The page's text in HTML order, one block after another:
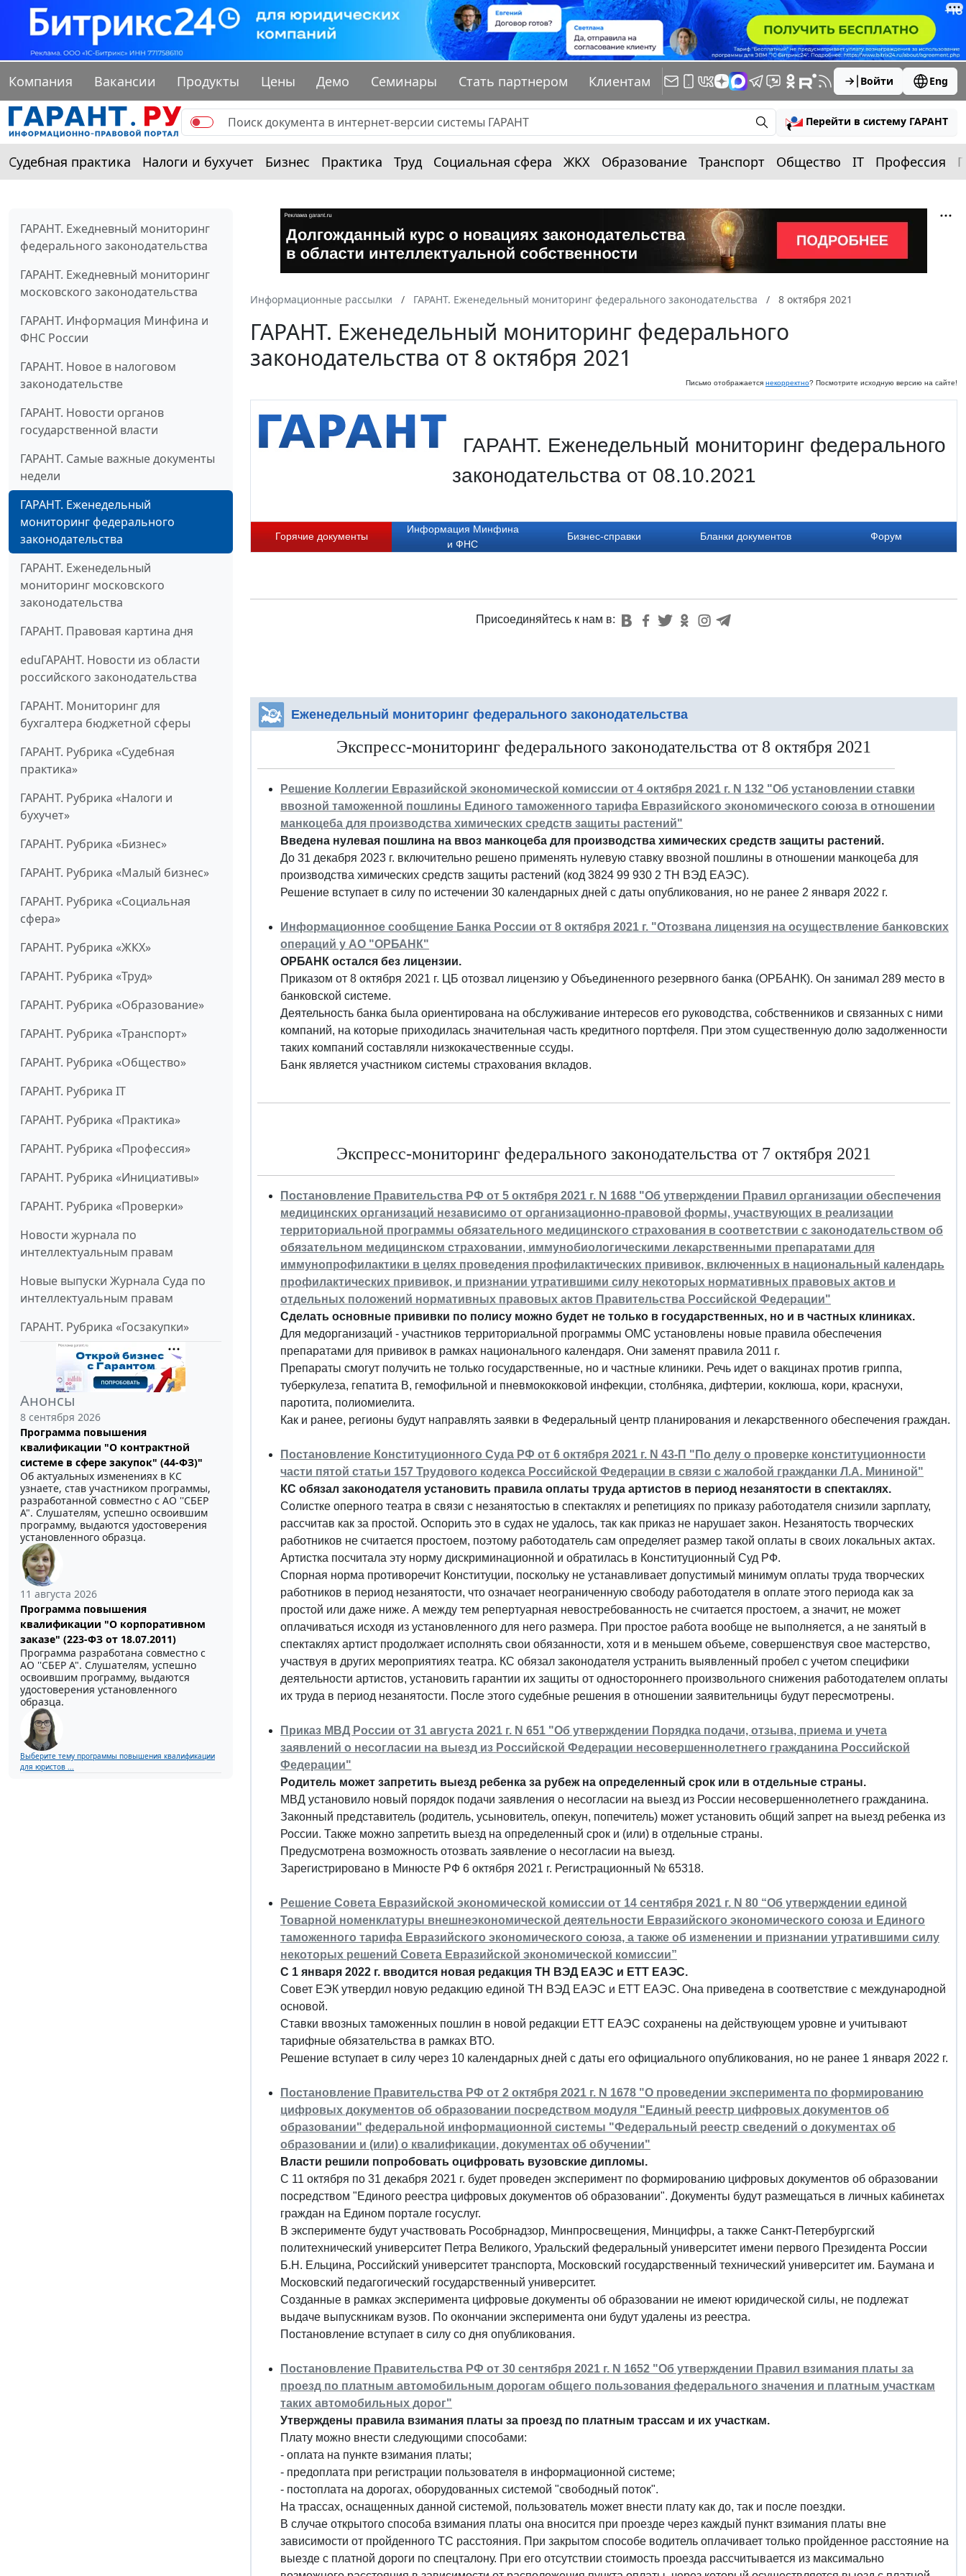
Компания Вакансии Продукты Цены Демо Семинары Стать партнером Клиентам Войти Eng
Перейти в систему ГАРАНТ
Судебная практика Налоги и бухучет Бизнес Практика Труд Социальная сфера ЖКХ Образование Транспорт Общество IT Профессия
ГАРАНТ. Ежедневный мониторинг
федерального законодательства
ГАРАНТ. Ежедневный мониторинг
московского законодательства
ГАРАНТ. Информация Минфина и
ФНС России
ГАРАНТ. Новое в налоговом
законодательстве
ГАРАНТ. Новости органов
государственной власти
ГАРАНТ. Самые важные документы
недели
ГАРАНТ. Еженедельный
мониторинг федерального
законодательства
ГАРАНТ. Еженедельный
мониторинг московского
законодательства
ГАРАНТ. Правовая картина дня
eduГАРАНТ. Новости из области
российского законодательства
ГАРАНТ. Мониторинг для
бухгалтера бюджетной сферы
ГАРАНТ. Рубрика «Судебная
практика»
ГАРАНТ. Рубрика «Налоги и
бухучет»
ГАРАНТ. Рубрика «Бизнес»
ГАРАНТ. Рубрика «Малый бизнес»
ГАРАНТ. Рубрика «Социальная
сфера»
ГАРАНТ. Рубрика «ЖКХ»
ГАРАНТ. Рубрика «Труд»
ГАРАНТ. Рубрика «Образование»
ГАРАНТ. Рубрика «Транспорт»
ГАРАНТ. Рубрика «Общество»
ГАРАНТ. Рубрика IT
ГАРАНТ. Рубрика «Практика»
ГАРАНТ. Рубрика «Профессия»
ГАРАНТ. Рубрика «Инициативы»
ГАРАНТ. Рубрика «Проверки»
Новости журнала по
интеллектуальным правам
Новые выпуски Журнала Суда по
интеллектуальным правам
ГАРАНТ. Рубрика «Госзакупки»
Анонсы
8 сентября 2026
Программа повышения
квалификации "О контрактной
системе в сфере закупок" (44-ФЗ)"
Об актуальных изменениях в КС
узнаете, став участником программы,
разработанной совместно с АО ''СБЕР
А". Слушателям, успешно освоившим
программу, выдаются удостоверения
установленного образца.
11 августа 2026
Программа повышения
квалификации "О корпоративном
заказе" (223-ФЗ от 18.07.2011)
Программа разработана совместно с
АО ''СБЕР А". Слушателям, успешно
освоившим программу, выдаются
удостоверения установленного
образца.
Выберите тему программы повышения квалификации
для юристов ...
Информационные рассылки ГАРАНТ. Еженедельный мониторинг федерального законодательства 8 октября 2021
ГАРАНТ. Еженедельный мониторинг федерального
законодательства от 8 октября 2021
Письмо отображается некорректно? Посмотрите исходную версию на сайте!
ГАРАНТ. Еженедельный мониторинг федерального
законодательства от 08.10.2021
Горячие документы
Информация Минфина
и ФНС
Бизнес-справки Бланки документов Форум
Присоединяйтесь к нам в:
Еженедельный мониторинг федерального законодательства
Экспресс-мониторинг федерального законодательства от 8 октября 2021
Решение Коллегии Евразийской экономической комиссии от 4 октября 2021 г. N 132 "Об установлении ставки
ввозной таможенной пошлины Единого таможенного тарифа Евразийского экономического союза в отношении
манкоцеба для производства химических средств защиты растений"
Введена нулевая пошлина на ввоз манкоцеба для производства химических средств защиты растений.
До 31 декабря 2023 г. включительно решено применять нулевую ставку ввозной пошлины в отношении манкоцеба для
производства химических средств защиты растений (код 3824 99 930 2 ТН ВЭД ЕАЭС).
Решение вступает в силу по истечении 30 календарных дней с даты опубликования, но не ранее 2 января 2022 г.
Информационное сообщение Банка России от 8 октября 2021 г. "Отозвана лицензия на осуществление банковских
операций у АО "ОРБАНК"
ОРБАНК остался без лицензии.
Приказом от 8 октября 2021 г. ЦБ отозвал лицензию у Объединенного резервного банка (ОРБАНК). Он занимал 289 место в
банковской системе.
Деятельность банка была ориентирована на обслуживание интересов его руководства, собственников и связанных с ними
компаний, на которые приходилась значительная часть кредитного портфеля. При этом существенную долю задолженности
таких компаний составляли низкокачественные ссуды.
Банк является участником системы страхования вкладов.
Экспресс-мониторинг федерального законодательства от 7 октября 2021
Постановление Правительства РФ от 5 октября 2021 г. N 1688 "Об утверждении Правил организации обеспечения
медицинских организаций независимо от организационно-правовой формы, участвующих в реализации
территориальной программы обязательного медицинского страхования в соответствии с законодательством об
обязательном медицинском страховании, иммунобиологическими лекарственными препаратами для
иммунопрофилактики в целях проведения профилактических прививок, включенных в национальный календарь
профилактических прививок, и признании утратившими силу некоторых нормативных правовых актов и
отдельных положений нормативных правовых актов Правительства Российской Федерации"
Сделать основные прививки по полису можно будет не только в государственных, но и в частных клиниках.
Для медорганизаций - участников территориальной программы ОМС установлены новые правила обеспечения
препаратами для прививок в рамках национального календаря. Они заменят правила 2011 г.
Препараты смогут получить не только государственные, но и частные клиники. Речь идет о вакцинах против гриппа,
туберкулеза, гепатита В, гемофильной и пневмококковой инфекции, столбняка, дифтерии, коклюша, кори, краснухи,
паротита, полиомиелита.
Как и ранее, регионы будут направлять заявки в Федеральный центр планирования и лекарственного обеспечения граждан.
Постановление Конституционного Суда РФ от 6 октября 2021 г. N 43-П "По делу о проверке конституционности
части пятой статьи 157 Трудового кодекса Российской Федерации в связи с жалобой гражданки Л.А. Мининой"
КС обязал законодателя установить правила оплаты труда артистов в период незанятости в спектаклях.
Солистке оперного театра в связи с незанятостью в спектаклях и репетициях по приказу работодателя снизили зарплату,
рассчитав как за простой. Оспорить это в судах не удалось, так как приказ не нарушает закон. Незанятость творческих
работников не считается простоем, поэтому работодатель сам определяет размер такой оплаты в своих локальных актах.
Артистка посчитала эту норму дискриминационной и обратилась в Конституционный Суд РФ.
Спорная норма противоречит Конституции, поскольку не устанавливает допустимый минимум оплаты труда творческих
работников в период незанятости, что означает неограниченную свободу работодателя в оплате этого периода как за
простой или даже ниже. А между тем репертуарная невостребованность не считается простоем, а значит, не может
оплачиваться исходя из установленного для него размера. При простое работа вообще не выполняется, а не занятый в
спектаклях артист продолжает исполнять свои обязанности, хотя и в меньшем объеме, совершенствуя свое мастерство,
участвуя в других мероприятиях театра. КС обязал законодателя устранить выявленный пробел с учетом специфики
деятельности артистов, установить гарантии их защиты от одностороннего произвольного снижения работодателем оплаты
их труда в период незанятости. После этого судебные решения в отношении заявительницы будут пересмотрены.
Приказ МВД России от 31 августа 2021 г. N 651 "Об утверждении Порядка подачи, отзыва, приема и учета
заявлений о несогласии на выезд из Российской Федерации несовершеннолетнего гражданина Российской
Федерации"
Родитель может запретить выезд ребенка за рубеж на определенный срок или в отдельные страны.
МВД установило новый порядок подачи заявления о несогласии на выезд из России несовершеннолетнего гражданина.
Законный представитель (родитель, усыновитель, опекун, попечитель) может установить общий запрет на выезд ребенка из
России. Также можно запретить выезд на определенный срок и (или) в отдельные страны.
Предусмотрена возможность отозвать заявление о несогласии на выезд.
Зарегистрировано в Минюсте РФ 6 октября 2021 г. Регистрационный № 65318.
Решение Совета Евразийской экономической комиссии от 14 сентября 2021 г. N 80 “Об утверждении единой
Товарной номенклатуры внешнеэкономической деятельности Евразийского экономического союза и Единого
таможенного тарифа Евразийского экономического союза, а также об изменении и признании утратившими силу
некоторых решений Совета Евразийской экономической комиссии”
С 1 января 2022 г. вводится новая редакция ТН ВЭД ЕАЭС и ЕТТ ЕАЭС.
Совет ЕЭК утвердил новую редакцию единой ТН ВЭД ЕАЭС и ЕТТ ЕАЭС. Она приведена в соответствие с международной
основой.
Ставки ввозных таможенных пошлин в новой редакции ЕТТ ЕАЭС сохранены на действующем уровне и учитывают
тарифные обязательства в рамках ВТО.
Решение вступает в силу через 10 календарных дней с даты его официального опубликования, но не ранее 1 января 2022 г.
Постановление Правительства РФ от 2 октября 2021 г. N 1678 "О проведении эксперимента по формированию
цифровых документов об образовании посредством модуля "Единый реестр цифровых документов об
образовании" федеральной информационной системы "Федеральный реестр сведений о документах об
образовании и (или) о квалификации, документах об обучении"
Власти решили попробовать оцифровать вузовские дипломы.
С 11 октября по 31 декабря 2021 г. будет проведен эксперимент по формированию цифровых документов об образовании
посредством "Единого реестра цифровых документов об образовании". Документы будут размещаться в личных кабинетах
граждан на Едином портале госуслуг.
В эксперименте будут участвовать Рособрнадзор, Минпросвещения, Минцифры, а также Санкт-Петербургский
политехнический университет Петра Великого, Уральский федеральный университет имени первого Президента России
Б.Н. Ельцина, Российский университет транспорта, Московский государственный технический университет им. Баумана и
Московский педагогический государственный университет.
Созданные в рамках эксперимента цифровые документы об образовании не имеют юридической силы, не подлежат
выдаче выпускникам вузов. По окончании эксперимента они будут удалены из реестра.
Постановление вступает в силу со дня опубликования.
Постановление Правительства РФ от 30 сентября 2021 г. N 1652 "Об утверждении Правил взимания платы за
проезд по платным автомобильным дорогам общего пользования федерального значения и платным участкам
таких автомобильных дорог"
Утверждены правила взимания платы за проезд по платным трассам и их участкам.
Плату можно внести следующими способами:
- оплата на пункте взимания платы;
- предоплата при регистрации пользователя в информационной системе;
- постоплата на дорогах, оборудованных системой "свободный поток".
На трассах, оснащенных данной системой, пользователь может внести плату как до, так и после поездки.
В случае открытого способа взимания платы она вносится при проезде через каждый пункт взимания платы вне
зависимости от пройденного ТС расстояния. При закрытом способе водитель оплачивает только пройденное расстояние на
выезде с платной дороги по спецталону. При его отсутствии стоимость проезда рассчитывается из максимально